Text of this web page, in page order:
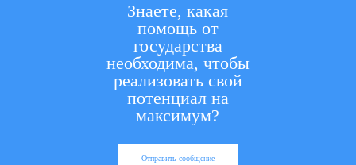
Знаете, какая
помощь от
государства
необходима, чтобы
реализовать свой
потенциал на
максимум?
Отправить сообщение